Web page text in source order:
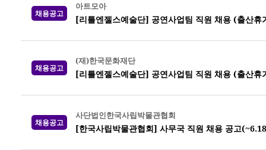
채용공고
아트모아
[리틀엔젤스예술단] 공연사업팀 직원 채용 (출산휴
채용공고
(재)한국문화재단
[리틀엔젤스예술단] 공연사업팀 직원 채용 (출산휴
채용공고
사단법인한국사립박물관협회
[한국사립박물관협회] 사무국 직원 채용 공고